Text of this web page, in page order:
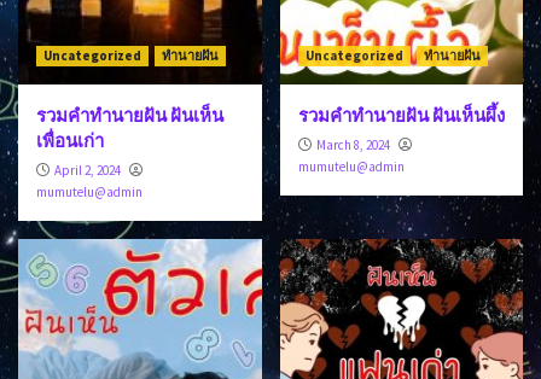
Uncategorized ทำนายฝัน
รวมคำทำนายฝัน ฝันเห็น
เพื่อนเก่า
April 2, 2024
mumutelu@admin
Uncategorized ทำนายฝัน
รวมคำทำนายฝัน ฝันเห็นผึ้ง
March 8, 2024
mumutelu@admin